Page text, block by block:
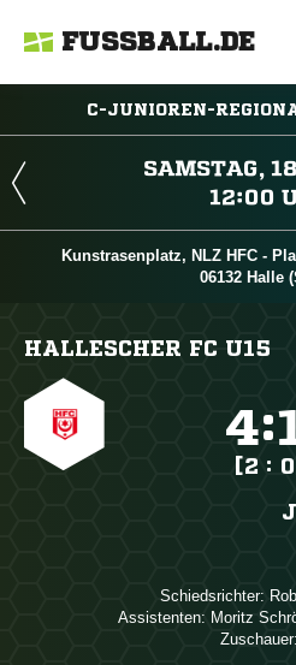
FUSSBALL.DE
C-JUNIOREN-


Kunstrasenplatz, NLZ HFC -
06132 Halle
HALLESCHER FC U15
:
[2 :
Schiedsrichter:
Assistenten: 
Zuschauer: